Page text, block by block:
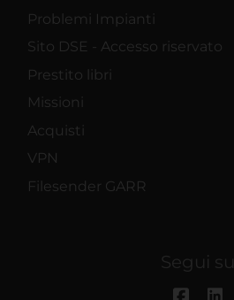
Problemi Impianti
Sito DSE - Accesso riservato
Prestito libri
Missioni
Acquisti
VPN
Filesender GARR
Segui su